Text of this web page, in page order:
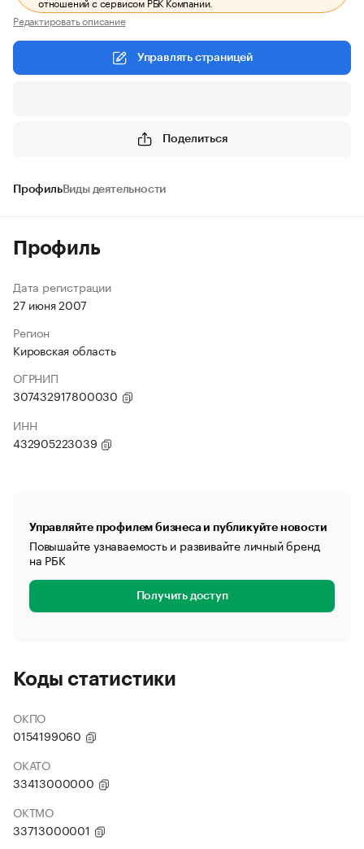
Редактировать описание
Управлять страницей
Поделиться
ПрофильВиды деятельности
Профиль
Дата регистрации
27 июня 2007
Регион
Кировская область
ОГРНИП
307432917800030
ИНН
432905223039
Управляйте профилем бизнеса и публикуйте новости
Повышайте узнаваемость и развивайте личный бренд
на РБК
Получить доступ
Коды статистики
ОКПО
0154199060
ОКАТО
33413000000
ОКТМО
33713000001